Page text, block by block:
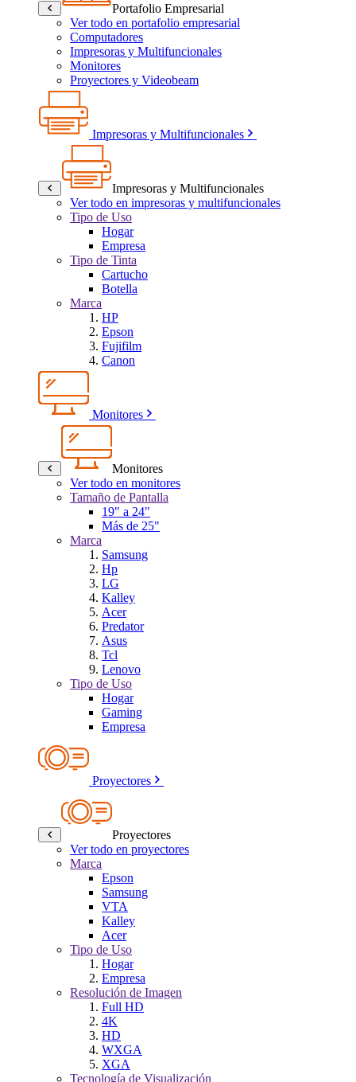
Portafolio Empresarial
Ver todo en portafolio empresarial
Computadores
Impresoras y Multifuncionales
Monitores
Proyectores y Videobeam
Impresoras y Multifuncionales
Impresoras y Multifuncionales
Ver todo en impresoras y multifuncionales
Tipo de Uso
Hogar
Empresa
Tipo de Tinta
Cartucho
Botella
Marca
HP
Epson
Fujifilm
Canon
Monitores
Monitores
Ver todo en monitores
Tamaño de Pantalla
19" a 24"
Más de 25"
Marca
Samsung
Hp
LG
Kalley
Acer
Predator
Asus
Tcl
Lenovo
Tipo de Uso
Hogar
Gaming
Empresa
Proyectores
Proyectores
Ver todo en proyectores
Marca
Epson
Samsung
VTA
Kalley
Acer
Tipo de Uso
Hogar
Empresa
Resolución de Imagen
Full HD
4K
HD
WXGA
XGA
Tecnología de Visualización